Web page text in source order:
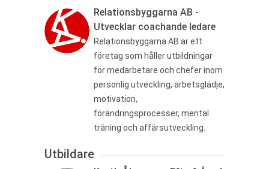
Relationsbyggarna AB -
Utvecklar coachande ledare
Relationsbyggarna AB är ett
företag som håller utbildningar
för medarbetare och chefer inom
personlig utveckling, arbetsglädje,
motivation,
förändringsprocesser, mental
träning och affärsutveckling.
Utbildare